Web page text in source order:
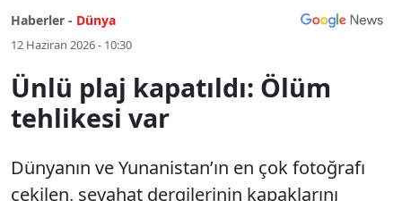
Haberler - Dünya
12 Haziran 2026 - 10:30
Ünlü plaj kapatıldı: Ölüm
tehlikesi var
Dünyanın ve Yunanistan’ın en çok fotoğrafı
çekilen, seyahat dergilerinin kapaklarını